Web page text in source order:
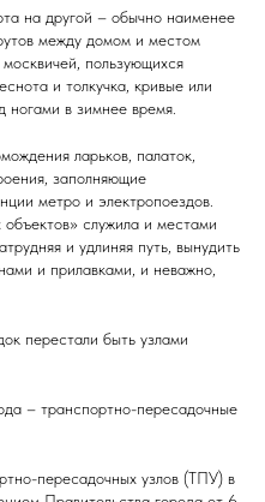
на другой – обычно наименее
между домом и местом
пользующихся
и толкучка, кривые или
ногами в зимнее время.
ларьков, палаток,
заполняющие
метро и электропоездов.
служила и местами
и удлиняя путь, вынудить
и прилавками, и неважно,
перестали быть узлами
– транспортно-пересадочные
пересадочных узлов (ТПУ) в